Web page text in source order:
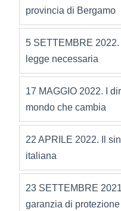
provincia di Bergamo
5 SETTEMBRE
legge necessaria
17 MAGGIO 2022. I
mondo che cambia
22 APRILE 2022. Il
italiana
23 SETTEMBRE
garanzia di